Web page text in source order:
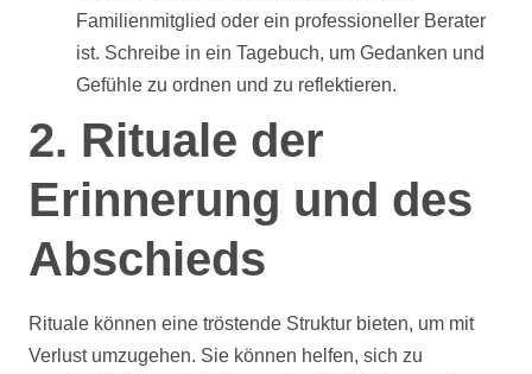
Familienmitglied oder ein professioneller Berater
ist. Schreibe in ein Tagebuch, um Gedanken und
Gefühle zu ordnen und zu reflektieren.
2. Rituale der
Erinnerung und des
Abschieds
Rituale können eine tröstende Struktur bieten, um mit
Verlust umzugehen. Sie können helfen, sich zu